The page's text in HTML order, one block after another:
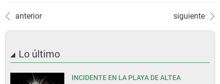
anterior siguiente
Lo último
INCIDENTE EN LA PLAYA DE ALTEA